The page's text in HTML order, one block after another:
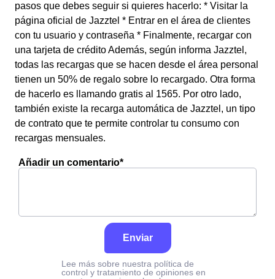
pasos que debes seguir si quieres hacerlo: * Visitar la
página oficial de Jazztel * Entrar en el área de clientes
con tu usuario y contraseña * Finalmente, recargar con
una tarjeta de crédito Además, según informa Jazztel,
todas las recargas que se hacen desde el área personal
tienen un 50% de regalo sobre lo recargado. Otra forma
de hacerlo es llamando gratis al 1565. Por otro lado,
también existe la recarga automática de Jazztel, un tipo
de contrato que te permite controlar tu consumo con
recargas mensuales.
Añadir un comentario*
Enviar
Lee más sobre nuestra política de
control y tratamiento de opiniones en